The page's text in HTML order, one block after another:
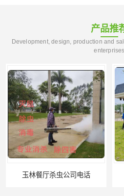
产品推
Development, design, production and
enterprises
玉林餐厅杀虫公司电话